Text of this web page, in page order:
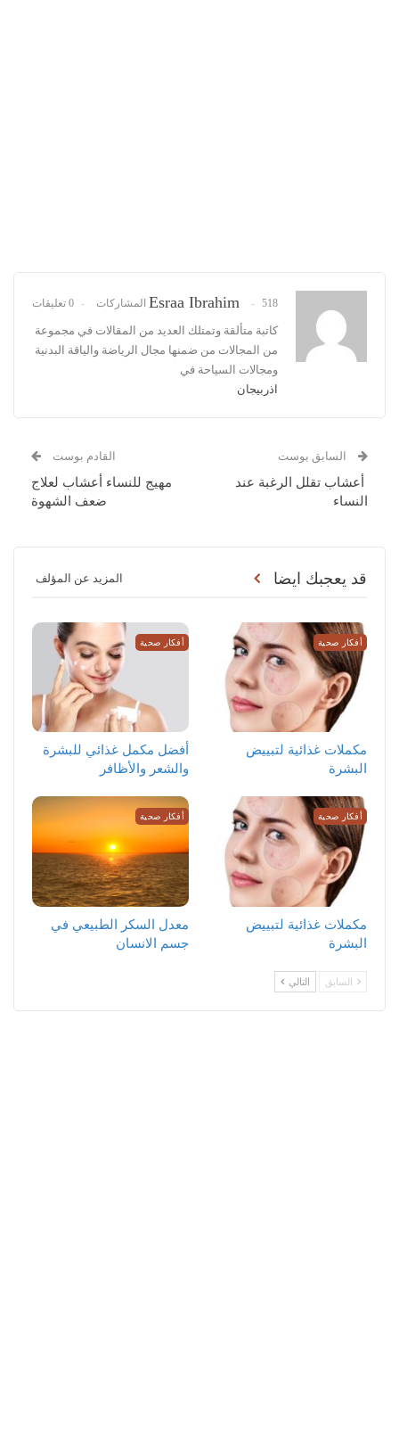
Esraa Ibrahim 518 المشاركات 0 تعليقات
كاتبة متألقة وتمتلك العديد من المقالات في مجموعة
من المجالات من ضمنها مجال الرياضة والياقة البدنية
ومجالات السياحة في
اذربيجان
السابق بوست
أعشاب تقلل الرغبة عند
النساء
القادم بوست
مهيج للنساء أعشاب لعلاج
ضعف الشهوة
قد يعجبك ايضا المزيد عن المؤلف
أفكار صحية
مكملات غذائية لتبييض
البشرة
أفكار صحية
أفضل مكمل غذائي للبشرة
والشعر والأظافر
أفكار صحية
مكملات غذائية لتبييض
البشرة
أفكار صحية
معدل السكر الطبيعي في
جسم الانسان
السابق التالي